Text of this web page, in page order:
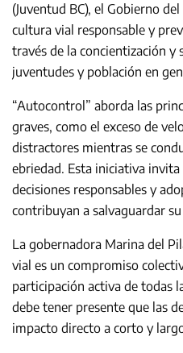
(Juventud BC), el Gobierno
cultura vial responsable y
través de la concientización y
juventudes y población en
“Autocontrol” aborda las
graves, como el exceso de
distractores mientras se
ebriedad. Esta iniciativa
decisiones responsables y
contribuyan a salvaguardar
La gobernadora Marina del
vial es un compromiso
participación activa de todas
debe tener presente que las
impacto directo a corto y